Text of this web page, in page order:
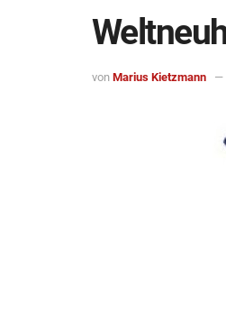
von Marius Kietzmann